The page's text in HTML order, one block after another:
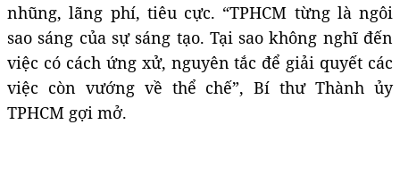
nhũng, lãng phí, tiêu cực. “TPHCM từng là ngôi
sao sáng của sự sáng tạo. Tại sao không nghĩ đến
việc có cách ứng xử, nguyên tắc để giải quyết các
việc còn vướng về thể chế”, Bí thư Thành ủy
TPHCM gợi mở.